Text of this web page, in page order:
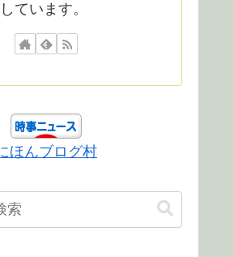
ています。
ほんブログ村